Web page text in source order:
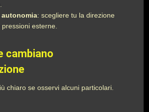
: scegliere tu la direzione
esterne.
cambiano
chiaro se osservi alcuni particolari.